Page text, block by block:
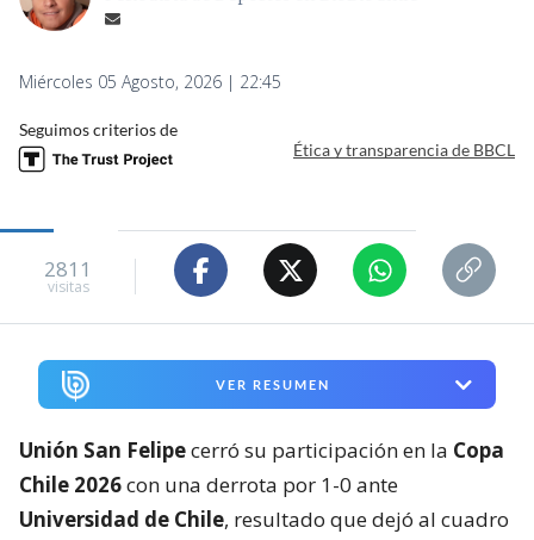
Miércoles 05 Agosto, 2026 | 22:45
Seguimos criterios de
Ética y transparencia de BBCL
2811
visitas
VER RESUMEN
Unión San Felipecerró su participación en la Copa
Chile 2026con una derrota por 1-0 ante
Universidad de Chile, resultado que dejó al cuadro